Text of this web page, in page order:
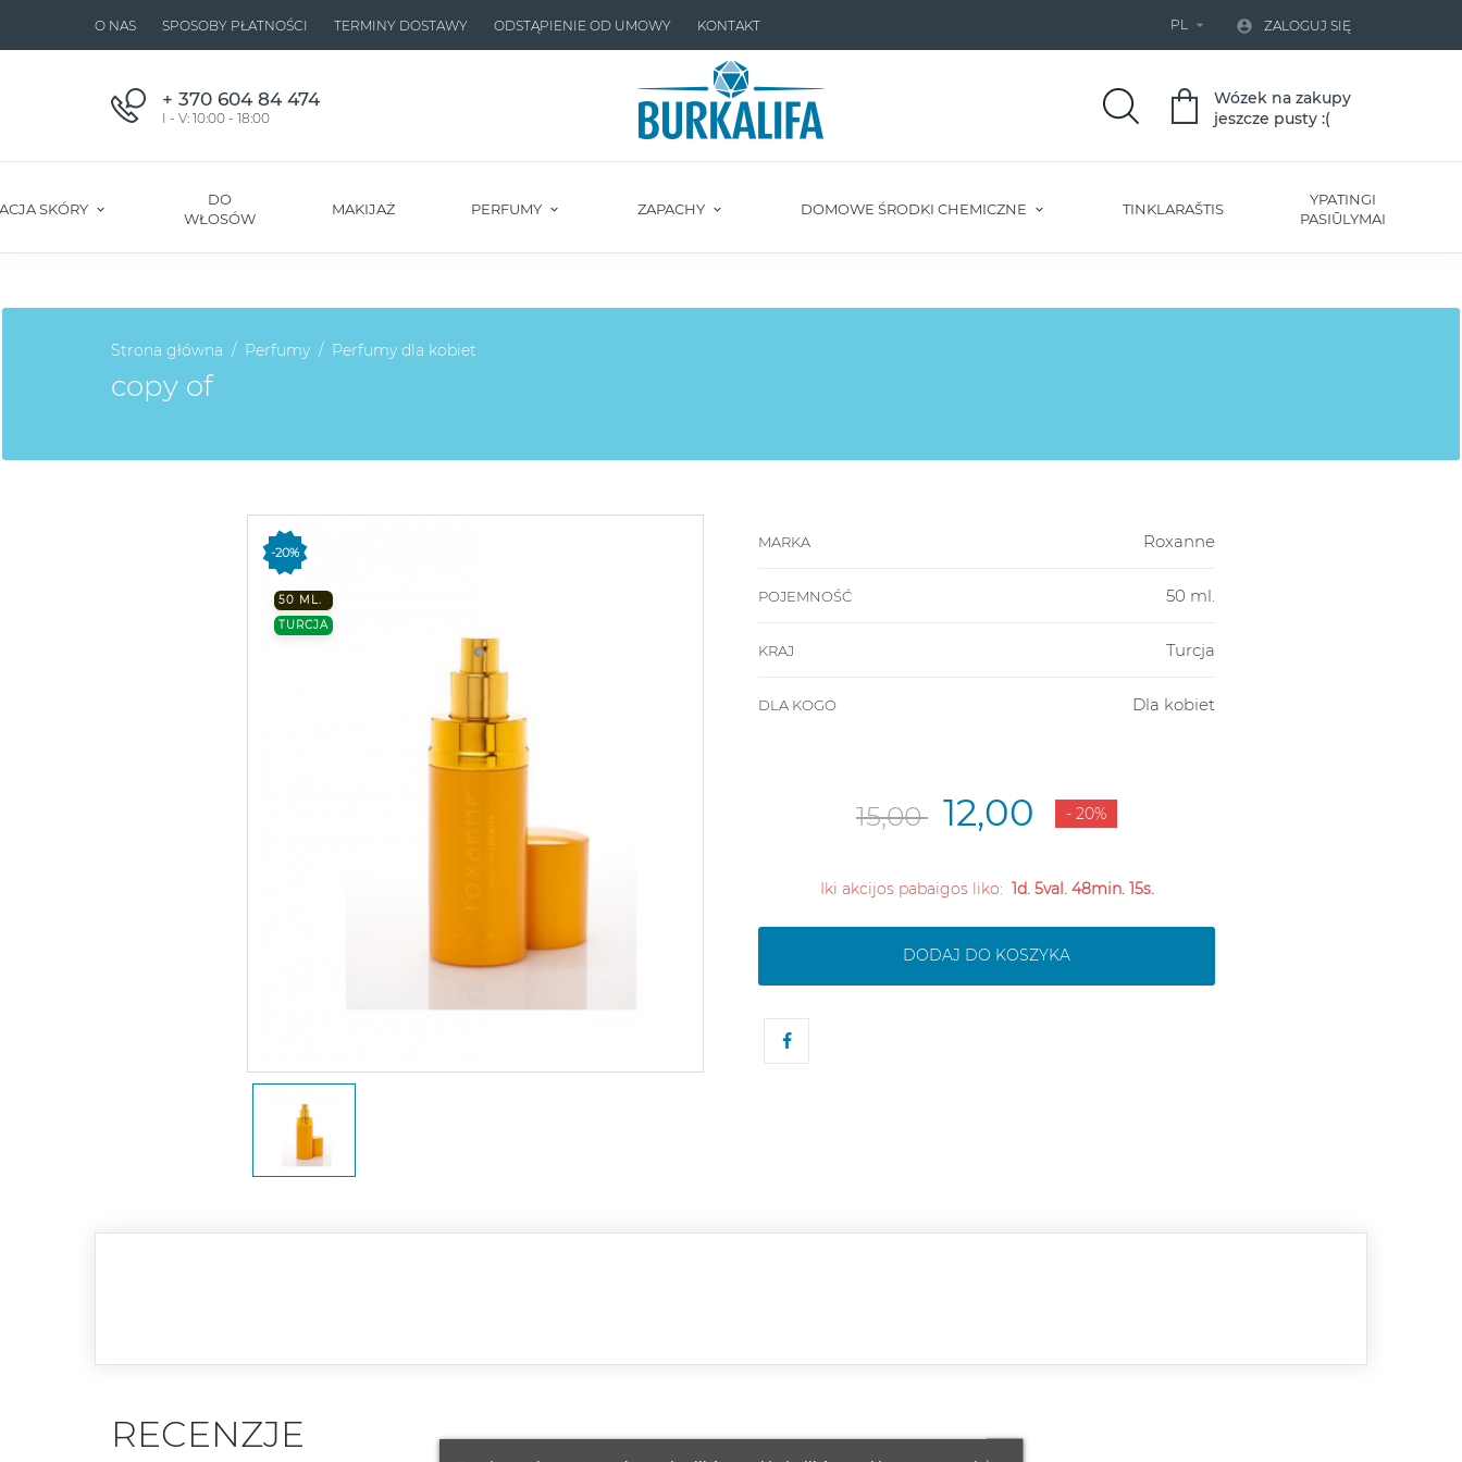
O NAS SPOSOBY PŁATNOŚCI TERMINY DOSTAWY ODSTĄPIENIE OD UMOWY KONTAKT PL   ZALOGUJ SIĘ
+ 370 604 84 474
I - V: 10:00 - 18:00
Wózek na zakupy
jeszcze pusty :(
SKÓRY
DO
WŁOSÓW
MAKIJAŻ PERFUMY ZAPACHY DOMOWE ŚRODKI CHEMICZNE TINKLARAŠTIS
YPATINGI
PASIŪLYMAI
Strona główna Perfumy Perfumy dla kobiet
copy of
-20%
50 ML.
TURCJA
MARKA Roxanne
POJEMNOŚĆ 50 ml.
KRAJ Turcja
DLA KOGO Dla kobiet
15,00 12,00 - 20%
Iki akcijos pabaigos liko: 1d. 5val. 48min. 14s.
DODAJ DO KOSZYKA
RECENZJE